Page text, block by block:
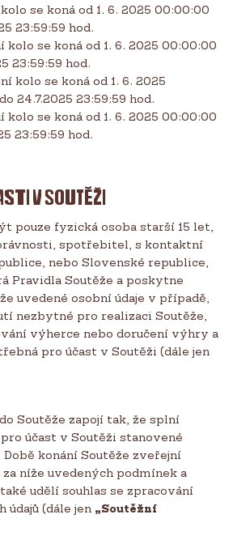
se koná od 1. 6. 2025 00:00:00
23:59:59 hod.
kolo se koná od 1. 6. 2025 00:00:00
23:59:59 hod.
kolo se koná od 1. 6. 2025
24.7.2025 23:59:59 hod.
kolo se koná od 1. 6. 2025 00:00:00
23:59:59 hod.
V SOUTĚŽI
pouze fyzická osoba starší 15 let,
spotřebitel, s kontaktní
nebo Slovenské republice,
Pravidla Soutěže a poskytne
uvedené osobní údaje v případě,
nezbytné pro realizaci Soutěže,
výherce nebo doručení výhry a
pro účast v Soutěži (dále jen
Soutěže zapojí tak, že splní
účast v Soutěži stanovené
konání Soutěže zveřejní
níže uvedených podmínek a
udělí souhlas se zpracování
údajů (dále jen „Soutěžní